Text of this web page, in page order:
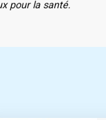
pour la santé.